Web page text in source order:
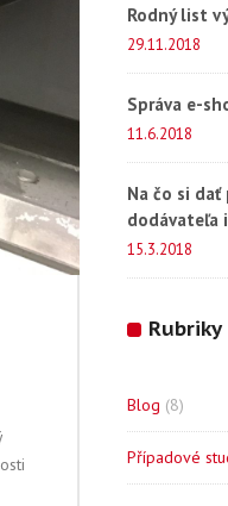
Rodný list
29.11.2018
Správa e-
11.6.2018
Na čo si
dodávateľa
15.3.2018
Rubriky
Blog (8)
Případové